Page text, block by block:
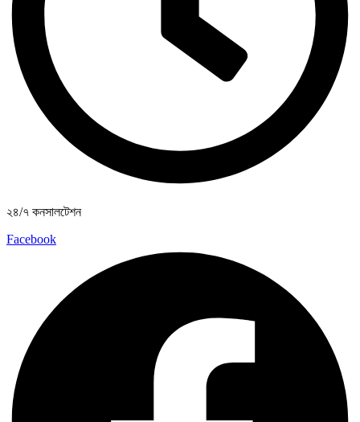
২৪/৭ কনসালটেশন
Facebook